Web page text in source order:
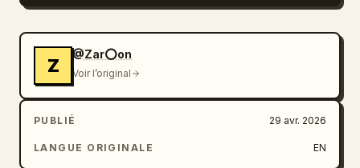
Panneau 6 : genou levé haut en position de
Panneau 7 : coup de pied avant tendu, bras
opposé en protection.
Panneau 8 : pas en arrière en couverture
défensive, bras croisés.
Panneau 9 : blocage bas, bras balayant vers
le bas en position basse.
Z
@Zar⭕on
Voir l’original
PUBLIÉ 29 avr. 2026
LANGUE ORIGINALE EN